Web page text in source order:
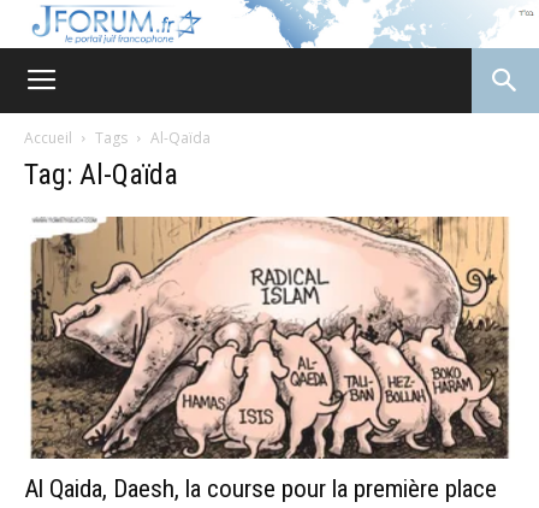
Accueil Tags Al-Qaïda
Tag: Al-Qaïda
Al Qaida, Daesh, la course pour la première place